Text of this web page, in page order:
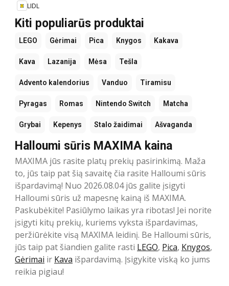
LIDL
Kiti populiarūs produktai
LEGO Gėrimai Pica Knygos Kakava
Kava Lazanija Mėsa Tešla
Advento kalendorius Vanduo Tiramisu
Pyragas Romas Nintendo Switch Matcha
Grybai Kepenys Stalo žaidimai Ašvaganda
Halloumi sūris MAXIMA kaina
MAXIMA jūs rasite platų prekių pasirinkimą. Maža
to, jūs taip pat šią savaitę čia rasite Halloumi sūris
išpardavimą! Nuo 2026.08.04 jūs galite įsigyti
Halloumi sūris už mapesnę kainą iš MAXIMA.
Paskubėkite! Pasiūlymo laikas yra ribotas! Jei norite
įsigyti kitų prekių, kuriems vyksta išpardavimas,
peržiūrėkite visą MAXIMA leidinį. Be Halloumi sūris,
jūs taip pat šiandien galite rasti LEGO, Pica, Knygos,
Gėrimai ir Kava išpardavimą. Įsigykite viską ko jums
reikia pigiau!